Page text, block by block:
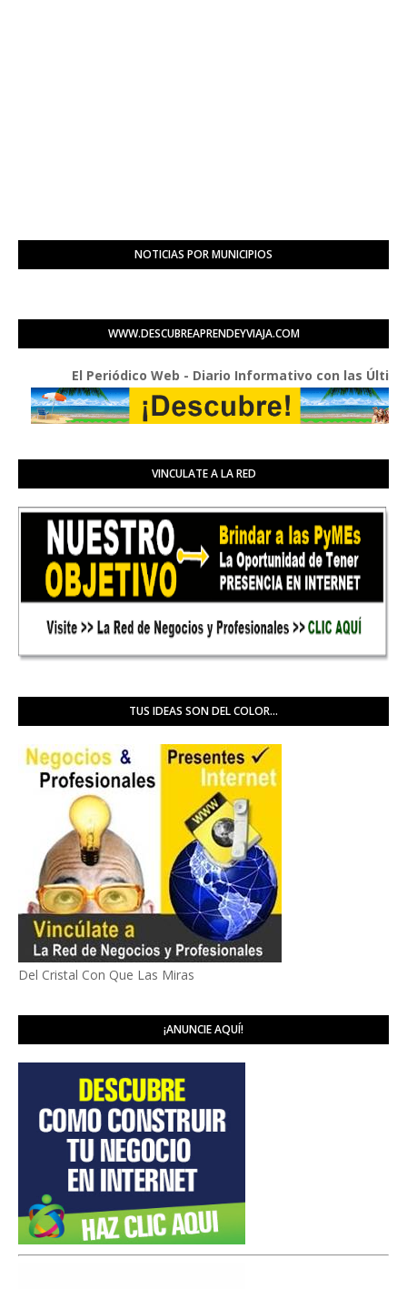
NOTICIAS POR MUNICIPIOS
WWW.DESCUBREAPRENDEYVIAJA.COM
El Periódico Web - Diario Informativo con las Últimas
VINCULATE A LA RED
TUS IDEAS SON DEL COLOR...
Del Cristal Con Que Las Miras
¡ANUNCIE AQUÍ!